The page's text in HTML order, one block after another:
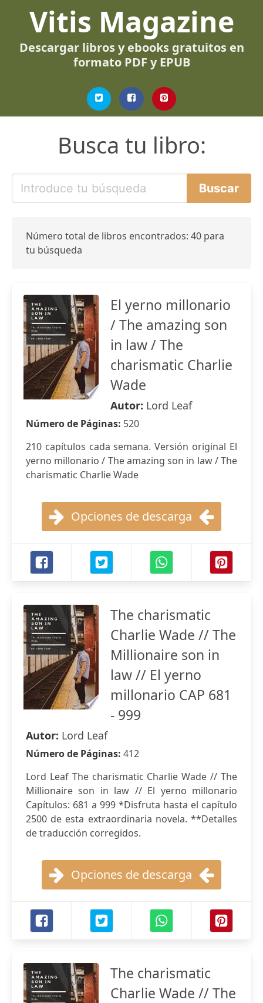
Vitis Magazine
Descargar libros y ebooks gratuitos en
formato PDF y EPUB
Busca tu libro:
Número total de libros encontrados: 40 para
tu búsqueda
El yerno millonario
/ The amazing son
in law / The
charismatic Charlie
Wade
Autor: Lord Leaf
Número de Páginas: 520
210 capítulos cada semana. Versión original El
yerno millonario / The amazing son in law / The
charismatic Charlie Wade
Opciones de descarga
The charismatic
Charlie Wade // The
Millionaire son in
law // El yerno
millonario CAP 681
- 999
Autor: Lord Leaf
Número de Páginas: 412
Lord Leaf The charismatic Charlie Wade // The
Millionaire son in law // El yerno millonario
Capítulos: 681 a 999 *Disfruta hasta el capítulo
2500 de esta extraordinaria novela. **Detalles
de traducción corregidos.
Opciones de descarga
The charismatic
Charlie Wade // The